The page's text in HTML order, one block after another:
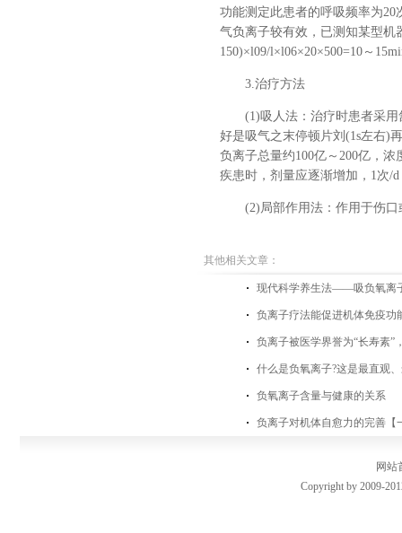
功能测定此患者的呼吸频率为20
气负离子较有效，已测知某型机
150)×l09/l×l06×20×500=10～
3.治疗方法
(1)吸人法：治疗时患者采用
好是吸气之末停顿片刘(1s左右)
负离子总量约100亿～200亿，浓
疾患时，剂量应逐渐增加，1次/
(2)局部作用法：作用于伤口或
其他相关文章：
现代科学养生法——吸负氧离
负离子疗法能促进机体免疫功
负离子被医学界誉为“长寿素”
什么是负氧离子?这是最直观
负氧离子含量与健康的关系
负离子对机体自愈力的完善【
网站
Copyright by 2009-